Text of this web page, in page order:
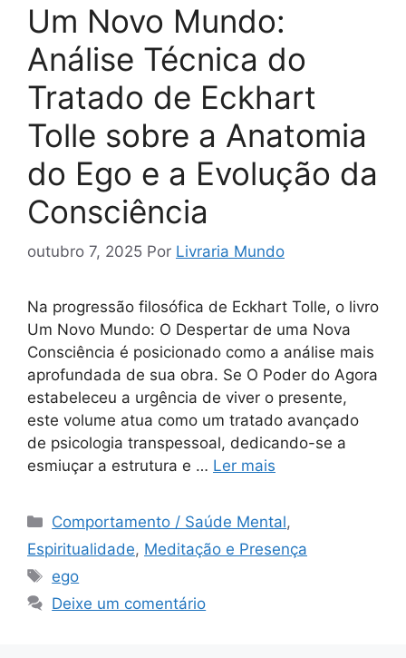
Um Novo Mundo:
Análise Técnica do
Tratado de Eckhart
Tolle sobre a Anatomia
do Ego e a Evolução da
Consciência
outubro 7, 2025 Por Livraria Mundo
Na progressão filosófica de Eckhart Tolle, o livro
Um Novo Mundo: O Despertar de uma Nova
Consciência é posicionado como a análise mais
aprofundada de sua obra. Se O Poder do Agora
estabeleceu a urgência de viver o presente,
este volume atua como um tratado avançado
de psicologia transpessoal, dedicando-se a
esmiuçar a estrutura e … Ler mais
Categorias
Comportamento / Saúde Mental,
Espiritualidade, Meditação e Presença
Tags
ego
Deixe um comentário